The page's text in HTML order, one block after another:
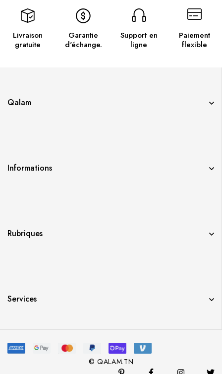
Livraison
gratuite
Garantie
d'échange.
Support en
ligne
Paiement
flexible
Qalam
Informations
Rubriques
Services
© QALAM.TN